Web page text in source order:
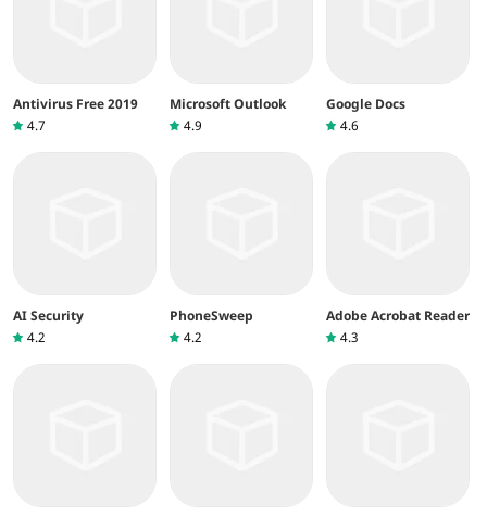
Antivirus Free 2019
4.7
Microsoft Outlook
4.9
Google Docs
4.6
AI Security
4.2
PhoneSweep
4.2
Adobe Acrobat Reader
4.3